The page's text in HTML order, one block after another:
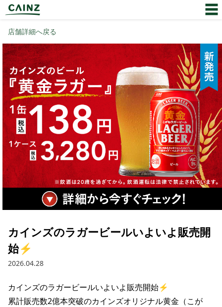
店舗詳細へ戻る
カインズのラガービールいよいよ販売開
始⚡️
2026.04.28
カインズのラガービールいよいよ販売開始⚡️
累計販売数2億本突破のカインズオリジナル黄金（こが